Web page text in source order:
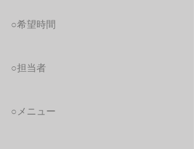
○希望時間
○担当者
○メニュー